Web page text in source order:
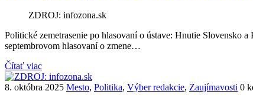
ZDROJ: infozona.sk
Politické zemetrasenie po hlasovaní o ústave: Hnutie Slovensko
septembrovom hlasovaní o zmene…
Čítať viac
8. októbra 2025 Mesto, Politika, Výber redakcie, Zaujímavosti 0